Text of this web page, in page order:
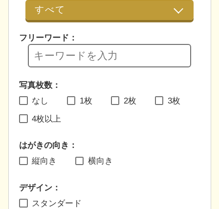
フリーワード：
写真枚数：
なし
1枚 2枚 3枚
4枚以上
はがきの向き：
縦向き
横向き
デザイン：
スタンダード